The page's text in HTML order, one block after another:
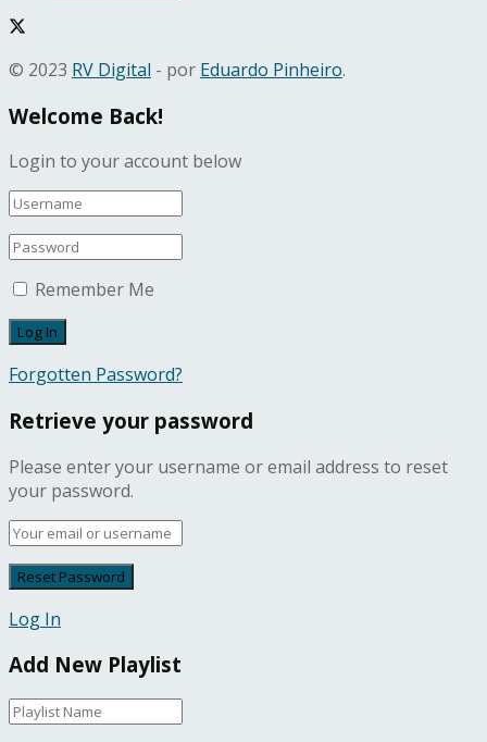
© 2023 RV Digital - por Eduardo Pinheiro.
Welcome Back!
Login to your account below
Remember Me
Forgotten Password?
Retrieve your password
Please enter your username or email address to reset
your password.
Log In
Add New Playlist